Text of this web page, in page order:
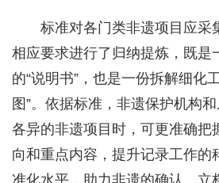
标准对各门类非遗项目应采
相应要求进行了归纳提炼，既是
的“说明书”，也是一份拆解细化
图”。依据标准，非遗保护机构
各异的非遗项目时，可更准确把
向和重点内容，提升记录工作的